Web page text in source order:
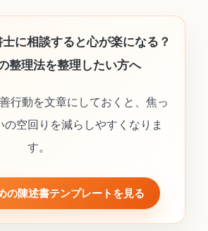
に相談すると心が楽になる？
整理法を整理したい方へ
行動を文章にしておくと、焦っ
の空回りを減らしやすくなりま
す。
の陳述書テンプレートを見る